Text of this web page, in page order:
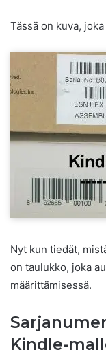
Tässä on kuva,
Nyt kun tiedät,
on taulukko, joka
määrittämisessä.
Kindle-